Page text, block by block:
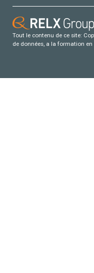
Tout le contenu de ce site:
de données, a la formation